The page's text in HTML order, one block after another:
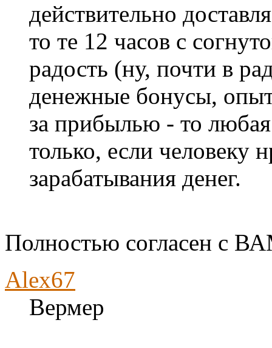
действительно
то те 12 часов с
радость (ну, почти в
денежные бонусы, опыт
за прибылью - то любая
только, если человеку
зарабатывания денег.
Полностью согласен с
Alex67
Вермер